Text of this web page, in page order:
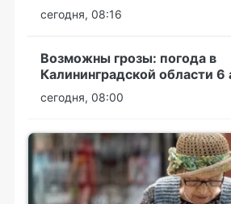
сегодня, 08:16
Возможны грозы: погода в
Калининградской области 6
сегодня, 08:00